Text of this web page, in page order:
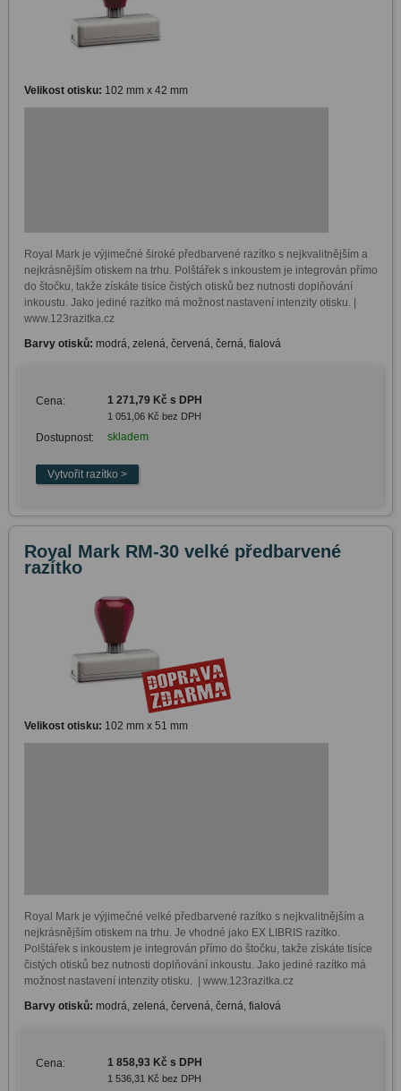
Velikost otisku: 102 mm x 42 mm
Royal Mark je výjimečné široké předbarvené razítko s nejkvalitnějším a
nejkrásnějším otiskem na trhu. Polštářek s inkoustem je integrován přímo
do štočku, takže získáte tisíce čistých otisků bez nutnosti doplňování
inkoustu. Jako jediné razítko má možnost nastavení intenzity otisku. |
www.123razitka.cz
Barvy otisků: modrá, zelená, červená, černá, fialová
Cena: 1 271,79 Kč s DPH
1 051,06 Kč bez DPH
Dostupnost: skladem
Royal Mark RM-30 velké předbarvené
razítko
Velikost otisku: 102 mm x 51 mm
Royal Mark je výjimečné velké předbarvené razítko s nejkvalitnějším a
nejkrásnějším otiskem na trhu. Je vhodné jako EX LIBRIS razítko.
Polštářek s inkoustem je integrován přímo do štočku, takže získáte tisíce
čistých otisků bez nutnosti doplňování inkoustu. Jako jediné razítko má
možnost nastavení intenzity otisku.  | www.123razitka.cz
Barvy otisků: modrá, zelená, červená, černá, fialová
Cena: 1 858,93 Kč s DPH
1 536,31 Kč bez DPH